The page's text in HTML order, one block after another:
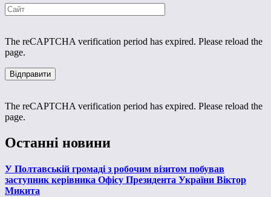
The reCAPTCHA verification period has expired. Please reload the
page.
The reCAPTCHA verification period has expired. Please reload the
page.
Останні новини
У Полтавській громаді з робочим візитом побував
заступник керівника Офісу Президента України Віктор
Микита